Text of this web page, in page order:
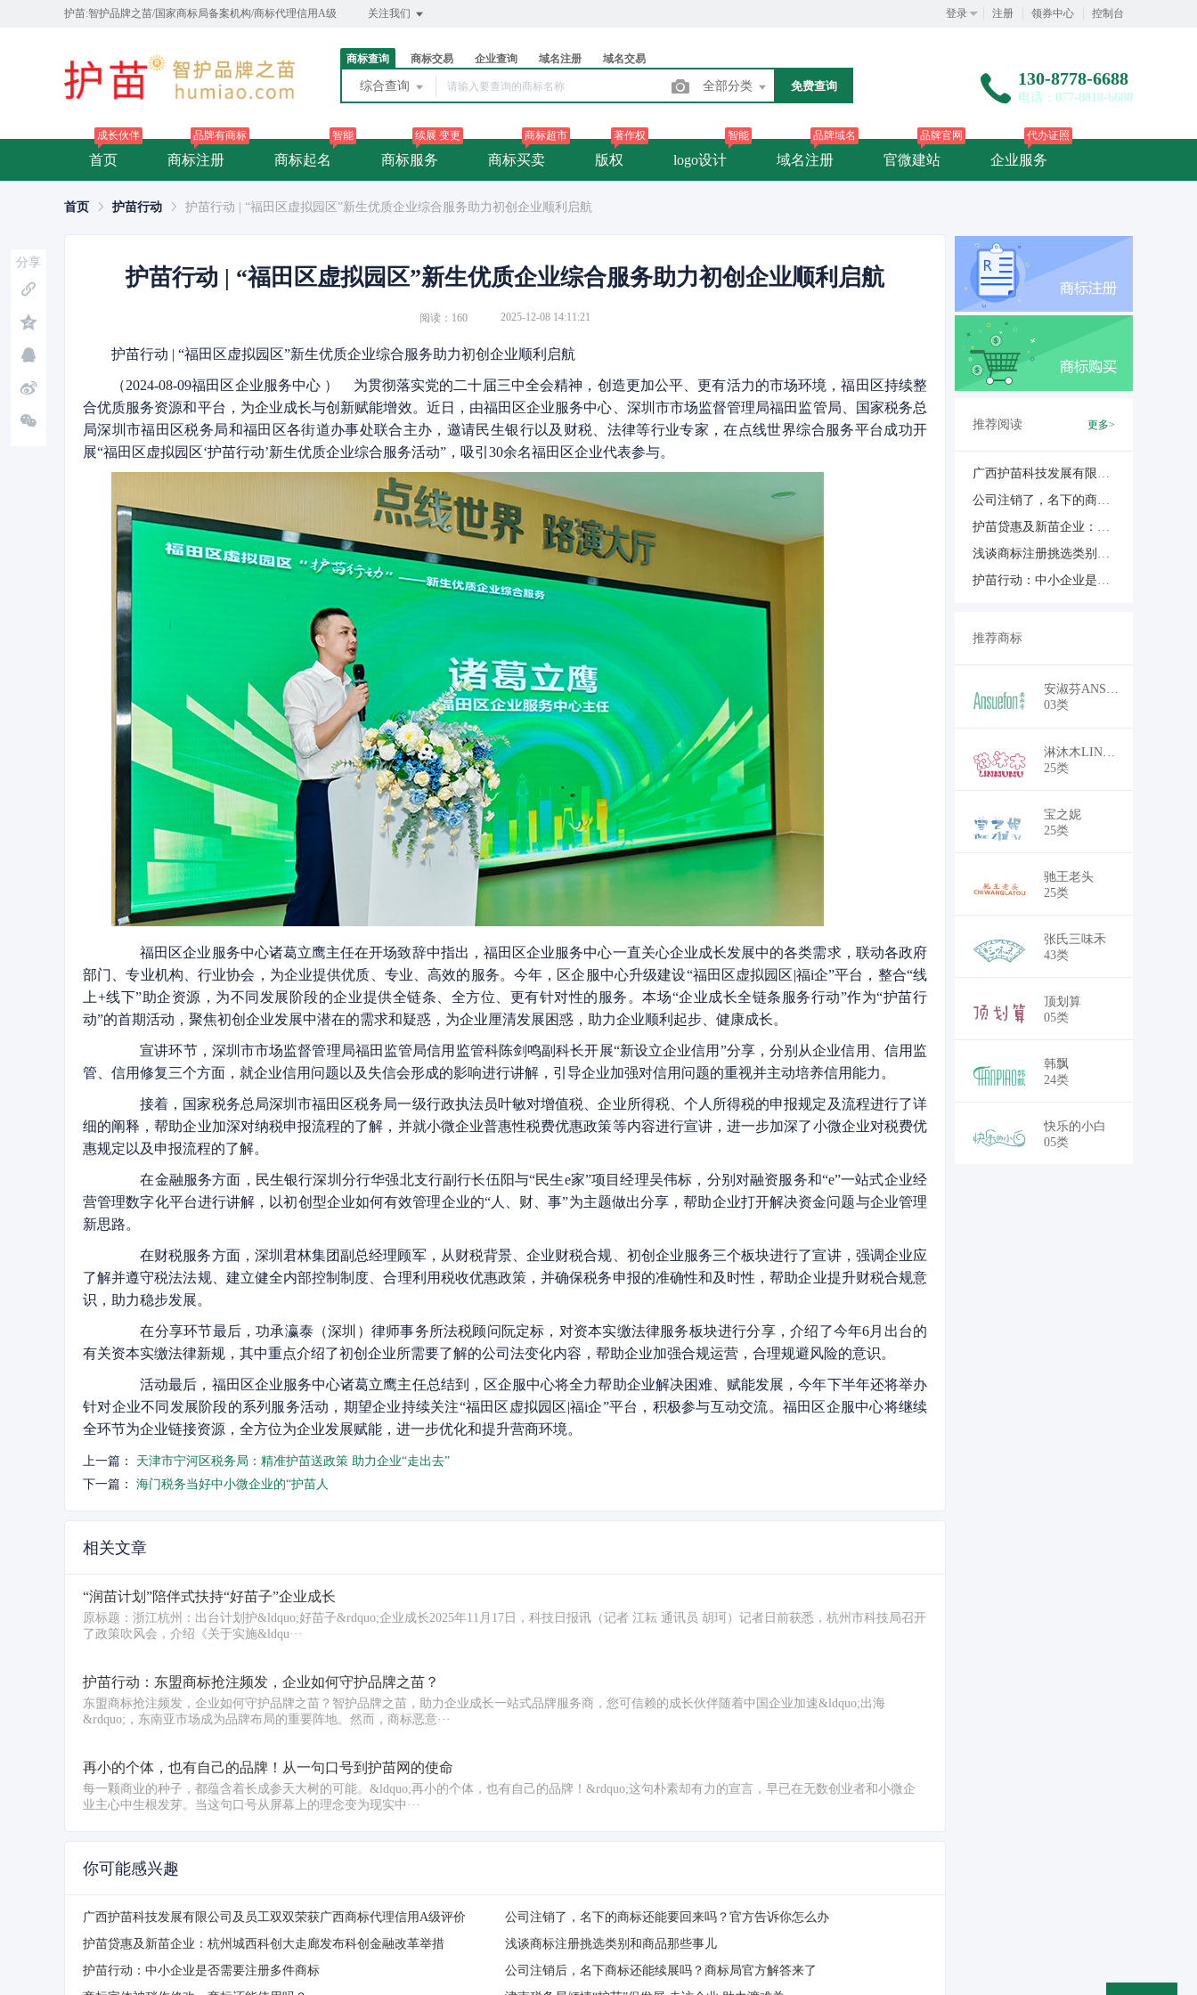
护苗:智护品牌之苗/国家商标局备案机构/商标代理信用A级 关注我们 登录 注册 领券中心 控制台
商标查询 商标交易 企业查询 域名注册 域名交易
综合查询 全部分类 免费查询 130-8778-6688
电话：077-8818-6688
首页
成长伙伴
商标注册
品牌有商标
商标起名
智能
商标服务
续展 变更
商标买卖
商标超市
版权
著作权
logo设计
智能
域名注册
品牌域名
官微建站
品牌官网
企业服务
代办证照
首页 护苗行动 护苗行动 | “福田区虚拟园区”新生优质企业综合服务助力初创企业顺利启航
护苗行动 | “福田区虚拟园区”新生优质企业综合服务助力初创企业顺利启航
阅读：160 2025-12-08 14:11:21
护苗行动 | “福田区虚拟园区”新生优质企业综合服务助力初创企业顺利启航
（2024-08-09福田区企业服务中心 ） 为贯彻落实党的二十届三中全会精神，创造更加公平、更有活力的市场环境，福田区持续整
合优质服务资源和平台，为企业成长与创新赋能增效。近日，由福田区企业服务中心、深圳市市场监督管理局福田监管局、国家税务总
局深圳市福田区税务局和福田区各街道办事处联合主办，邀请民生银行以及财税、法律等行业专家，在点线世界综合服务平台成功开
展“福田区虚拟园区‘护苗行动’新生优质企业综合服务活动”，吸引30余名福田区企业代表参与。
福田区企业服务中心诸葛立鹰主任在开场致辞中指出，福田区企业服务中心一直关心企业成长发展中的各类需求，联动各政府
部门、专业机构、行业协会，为企业提供优质、专业、高效的服务。今年，区企服中心升级建设“福田区虚拟园区|福i企”平台，整合“线
上+线下”助企资源，为不同发展阶段的企业提供全链条、全方位、更有针对性的服务。本场“企业成长全链条服务行动”作为“护苗行
动”的首期活动，聚焦初创企业发展中潜在的需求和疑惑，为企业厘清发展困惑，助力企业顺利起步、健康成长。
宣讲环节，深圳市市场监督管理局福田监管局信用监管科陈剑鸣副科长开展“新设立企业信用”分享，分别从企业信用、信用监
管、信用修复三个方面，就企业信用问题以及失信会形成的影响进行讲解，引导企业加强对信用问题的重视并主动培养信用能力。
接着，国家税务总局深圳市福田区税务局一级行政执法员叶敏对增值税、企业所得税、个人所得税的申报规定及流程进行了详
细的阐释，帮助企业加深对纳税申报流程的了解，并就小微企业普惠性税费优惠政策等内容进行宣讲，进一步加深了小微企业对税费优
惠规定以及申报流程的了解。
在金融服务方面，民生银行深圳分行华强北支行副行长伍阳与“民生e家”项目经理吴伟标，分别对融资服务和“e”一站式企业经
营管理数字化平台进行讲解，以初创型企业如何有效管理企业的“人、财、事”为主题做出分享，帮助企业打开解决资金问题与企业管理
新思路。
在财税服务方面，深圳君林集团副总经理顾军，从财税背景、企业财税合规、初创企业服务三个板块进行了宣讲，强调企业应
了解并遵守税法法规、建立健全内部控制制度、合理利用税收优惠政策，并确保税务申报的准确性和及时性，帮助企业提升财税合规意
识，助力稳步发展。
在分享环节最后，功承瀛泰（深圳）律师事务所法税顾问阮定标，对资本实缴法律服务板块进行分享，介绍了今年6月出台的
有关资本实缴法律新规，其中重点介绍了初创企业所需要了解的公司法变化内容，帮助企业加强合规运营，合理规避风险的意识。
活动最后，福田区企业服务中心诸葛立鹰主任总结到，区企服中心将全力帮助企业解决困难、赋能发展，今年下半年还将举办
针对企业不同发展阶段的系列服务活动，期望企业持续关注“福田区虚拟园区|福i企”平台，积极参与互动交流。福田区企服中心将继续
全环节为企业链接资源，全方位为企业发展赋能，进一步优化和提升营商环境。
上一篇：
天津市宁河区税务局：精准护苗送政策 助力企业“走出去”
下一篇：
海门税务当好中小微企业的“护苗人
相关文章
“润苗计划”陪伴式扶持“好苗子”企业成长
原标题：浙江杭州：出台计划护&ldquo;好苗子&rdquo;企业成长2025年11月17日，科技日报讯（记者 江耘 通讯员 胡珂）记者日前获悉，杭州市科技局召开
了政策吹风会，介绍《关于实施&ldqu···
护苗行动：东盟商标抢注频发，企业如何守护品牌之苗？
东盟商标抢注频发，企业如何守护品牌之苗？智护品牌之苗，助力企业成长一站式品牌服务商，您可信赖的成长伙伴随着中国企业加速&ldquo;出海
&rdquo;，东南亚市场成为品牌布局的重要阵地。然而，商标恶意···
再小的个体，也有自己的品牌！从一句口号到护苗网的使命
每一颗商业的种子，都蕴含着长成参天大树的可能。&ldquo;再小的个体，也有自己的品牌！&rdquo;这句朴素却有力的宣言，早已在无数创业者和小微企
业主心中生根发芽。当这句口号从屏幕上的理念变为现实中···
你可能感兴趣
广西护苗科技发展有限公司及员工双双荣获广西商标代理信用A级评价
公司注销了，名下的商标还能要回来吗？官方告诉你怎么办
护苗贷惠及新苗企业：杭州城西科创大走廊发布科创金融改革举措
浅谈商标注册挑选类别和商品那些事儿
护苗行动：中小企业是否需要注册多件商标
公司注销后，名下商标还能续展吗？商标局官方解答来了
推荐阅读 更多>
广西护苗科技发展有限公司及员工双双荣获广西商标代理信用A级评价
公司注销了，名下的商标还能要回来吗？官方告诉你怎么办
护苗贷惠及新苗企业：杭州城西科创大走廊发布科创金融改革举措
浅谈商标注册挑选类别和商品那些事儿
护苗行动：中小企业是否需要注册多件商标
推荐商标
安淑芬ANSUEFON
03类
￥18,700
淋沐木LINMUMU
25类
￥16,500
宝之妮
25类
￥18,700
驰王老头
25类
￥18,700
张氏三味禾
43类
￥30,250
顶划算
05类
￥30,250
韩飘
24类
￥28,050
快乐的小白
05类
￥30,250
分享